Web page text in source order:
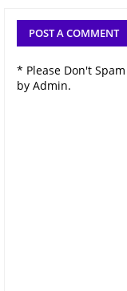
POST A COMMENT
* Please Don't
by Admin.